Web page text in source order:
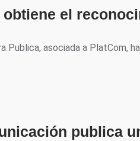
el
Publica, asociada a PlatCom,
publica